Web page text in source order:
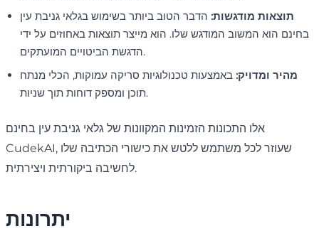
תוצאות מודגשות: הדבר הטוב ביותר בשימוש בגלאי גניבת עין
בחינם הוא המשוב המודגש שלו. הוא מייצר תוצאות באחוזים על ידי
הדגשת הביטויים המועתקים.
מהיר ומדויק: באמצעות טכנולוגיות סריקה עמוקות, הכלי מנתח
תוכן ומספק דוחות תוך שניות.
אלו התכונות הזמינות המקוונות של גלאי גניבת עין בחינם
CudekAI, שעוזר לכל משתמש ללטש את כישורי הכתיבה שלו
לחשיבה ביקורתית ויצירתית.